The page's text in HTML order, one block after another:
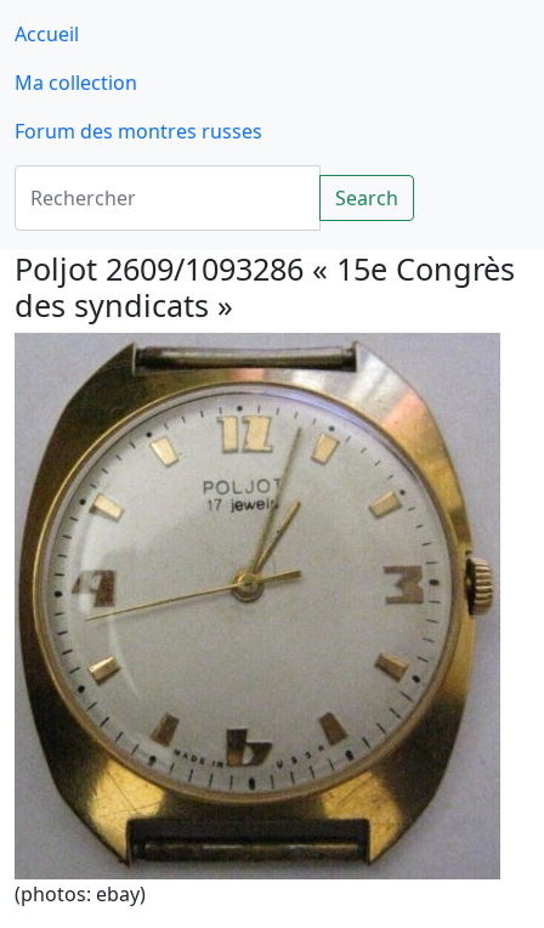
Accueil
Ma collection
Forum des montres russes
Rechercher
Search
Poljot 2609/1093286 « 15e Congrès
des syndicats »
(photos: ebay)